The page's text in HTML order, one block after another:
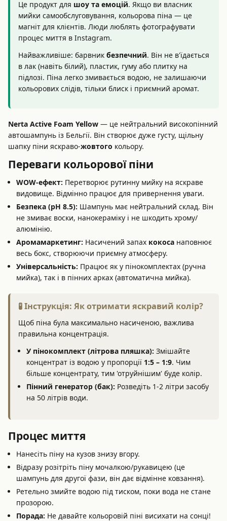
Це продукт для шоу та емоцій. Якщо ви власник
мийки самообслуговування, кольорова піна — це
магніт для клієнтів. Люди люблять фотографувати
процес миття в Instagram.
Найважливіше: барвник безпечний. Він не в'їдається
в лак (навіть білий), пластик, гуму або плитку на
підлозі. Піна легко змивається водою, не залишаючи
кольорових слідів, тільки блиск і приємний аромат.
Nerta Active Foam Yellow — це нейтральний високопінний
автошампунь із Бельгії. Він створює дуже густу, щільну
шапку піни яскраво-жовтого кольору.
Переваги кольорової піни
WOW-ефект: Перетворює рутинну мийку на яскраве
видовище. Відмінно працює для привернення уваги.
Безпека (pH 8.5): Шампунь має нейтральний склад. Він
не змиває воски, нанокераміку і не шкодить хрому/
алюмінію.
Аромамаркетинг: Насичений запах кокоса наповнює
весь бокс, створюючи приємну атмосферу.
Універсальність: Працює як у пінокомплектах (ручна
мийка), так і в пінних арках (автоматична мийка).
🧪 Інструкція: Як отримати яскравий колір?
Щоб піна була максимально насиченою, важлива
правильна концентрація.
У пінокомплект (літрова пляшка): Змішайте
концентрат із водою у пропорції 1:5 – 1:9. Чим
більше концентрату, тим 'отруйнішим' буде колір.
Пінний генератор (бак): Розведіть 1-2 літри засобу
на 50 літрів води.
Процес миття
Нанесіть піну на кузов знизу вгору.
Відразу розітріть піну мочалкою/рукавицею (це
шампунь для другої фази, він дає відмінне ковзання).
Ретельно змийте водою під тиском, поки вода не стане
прозорою.
Порада: Не давайте кольоровій піні висихати на сонці!